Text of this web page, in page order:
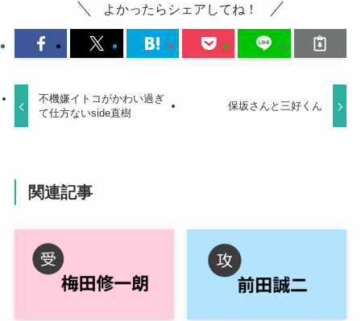
よかったらシェアしてね！
不機嫌イトコがかわい過ぎ
て仕方ないside直樹
保坂さんと三好くん
関連記事